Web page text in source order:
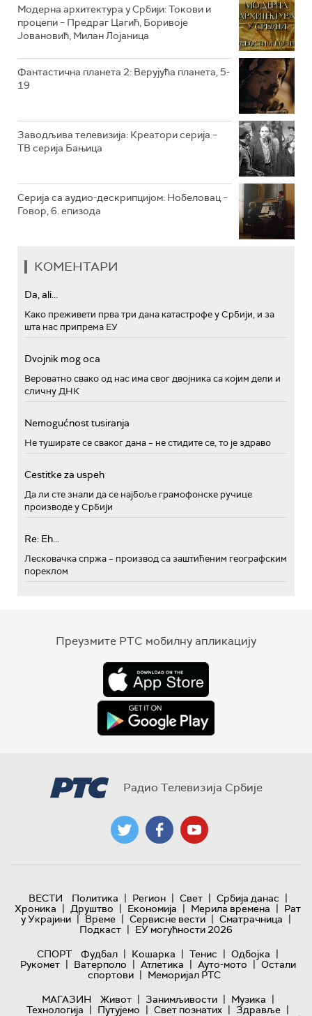
РТС КОЛО
Модерна архитектура у Србији: Токови и
процепи – Предраг Цагић, Боривоје
Јовановић, Милан Лојаница
Фантастична планета 2: Верујућа планета, 5-
19
Заводљива телевизија: Креатори серија –
ТВ серија Бањица
Серија са аудио-дескрипцијом: Нобеловац –
Говор, 6. епизода
КОМЕНТАРИ
Da, ali...
Како преживети прва три дана катастрофе у Србији, и за
шта нас припрема ЕУ
Dvojnik mog oca
Вероватно свако од нас има свог двојника са којим дели и
сличну ДНК
Nemogućnost tusiranja
Не туширате се сваког дана – не стидите се, то је здраво
Cestitke za uspeh
Да ли сте знали да се најбоље грамофонске ручице
производе у Србији
Re: Eh...
Лесковачка спржа – производ са заштићеним географским
пореклом
Преузмите РТС мобилну апликацију
Радио Телевизија Србије
ВЕСТИ Политика | Регион | Свет | Србија данас |
Хроника | Друштво | Економија | Мерила времена | Рат
у Украјини | Време | Сервисне вести | Сматрачница |
Подкаст | ЕУ могућности 2026
СПОРТ
Фудбал | Кошарка | Тенис | Одбојка |
Рукомет | Ватерполо | Атлетика | Ауто-мото | Остали
спортови | Меморијал РТС
МАГАЗИН
Живот | Занимљивости | Музика |
Технологијa | Путујемо | Свет познатих | Здравље |